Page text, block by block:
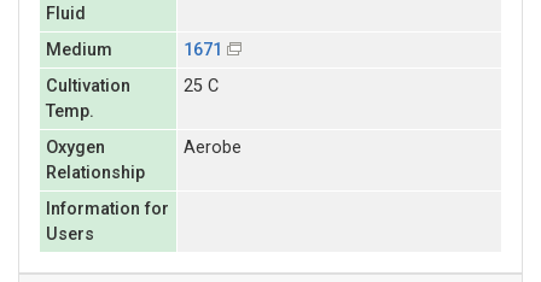
Fluid
Medium
1671
Cultivation
Temp.
25 C
Oxygen
Relationship
Aerobe
Information for
Users